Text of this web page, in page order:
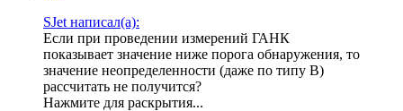
SJet написал(а):
Если при проведении измерений ГАНК
показывает значение ниже порога обнаружения, то
значение неопределенности (даже по типу В)
рассчитать не получится?
Нажмите для раскрытия...